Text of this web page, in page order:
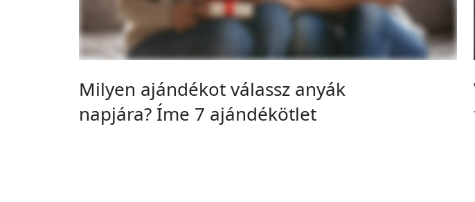
Milyen ajándékot válassz anyák
napjára? Íme 7 ajándékötlet